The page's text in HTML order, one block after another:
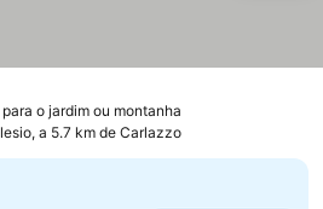
o jardim ou montanha
a 5.7 km de Carlazzo